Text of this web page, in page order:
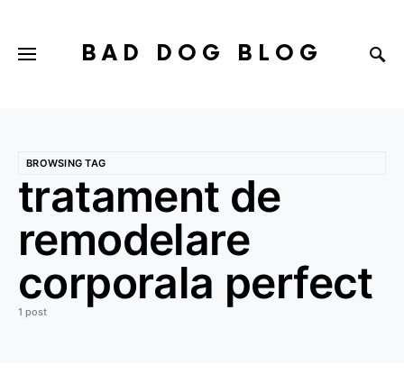
BAD DOG BLOG
BROWSING TAG
tratament de
remodelare
corporala perfect
1 post